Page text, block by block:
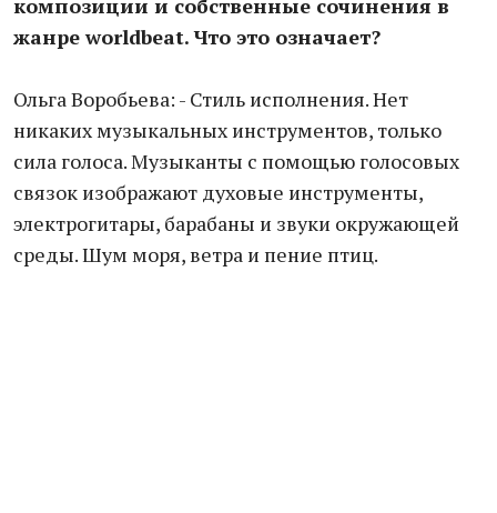
композиции и собственные сочинения в
жанре worldbeat. Что это означает?
Ольга Воробьева: - Стиль исполнения. Нет
никаких музыкальных инструментов, только
сила голоса. Музыканты с помощью голосовых
связок изображают духовые инструменты,
электрогитары, барабаны и звуки окружающей
среды. Шум моря, ветра и пение птиц.